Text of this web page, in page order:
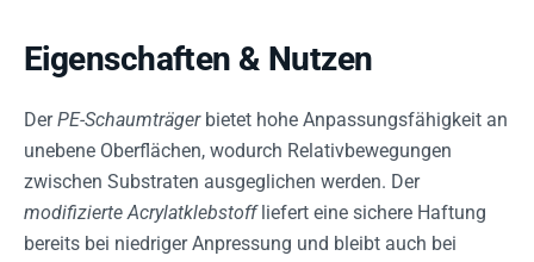
Eigenschaften & Nutzen
DerPE-Schaumträgerbietet hohe Anpassungsfähigkeit an
unebene Oberflächen, wodurch Relativbewegungen
zwischen Substraten ausgeglichen werden. Der
modifizierte Acrylatklebstoffliefert eine sichere Haftung
bereits bei niedriger Anpressung und bleibt auch bei